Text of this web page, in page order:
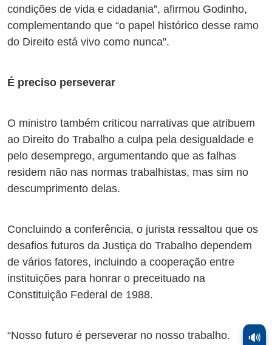
condições de vida e cidadania”, afirmou Godinho,
complementando que “o papel histórico desse ramo
do Direito está vivo como nunca".
É preciso perseverar
O ministro também criticou narrativas que atribuem
ao Direito do Trabalho a culpa pela desigualdade e
pelo desemprego, argumentando que as falhas
residem não nas normas trabalhistas, mas sim no
descumprimento delas.
Concluindo a conferência, o jurista ressaltou que os
desafios futuros da Justiça do Trabalho dependem
de vários fatores, incluindo a cooperação entre
instituições para honrar o preceituado na
Constituição Federal de 1988.
“Nosso futuro é perseverar no nosso trabalho.
🔊